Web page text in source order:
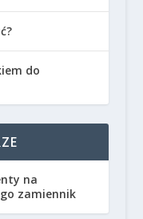
do
na
zamiennik